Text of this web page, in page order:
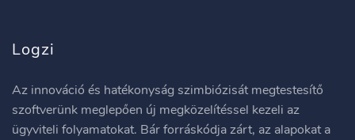
Logzi
Az innováció és hatékonyság szimbiózisát megtestesítő
szoftverünk meglepően új megközelítéssel kezeli az
ügyviteli folyamatokat. Bár forráskódja zárt, az alapokat a